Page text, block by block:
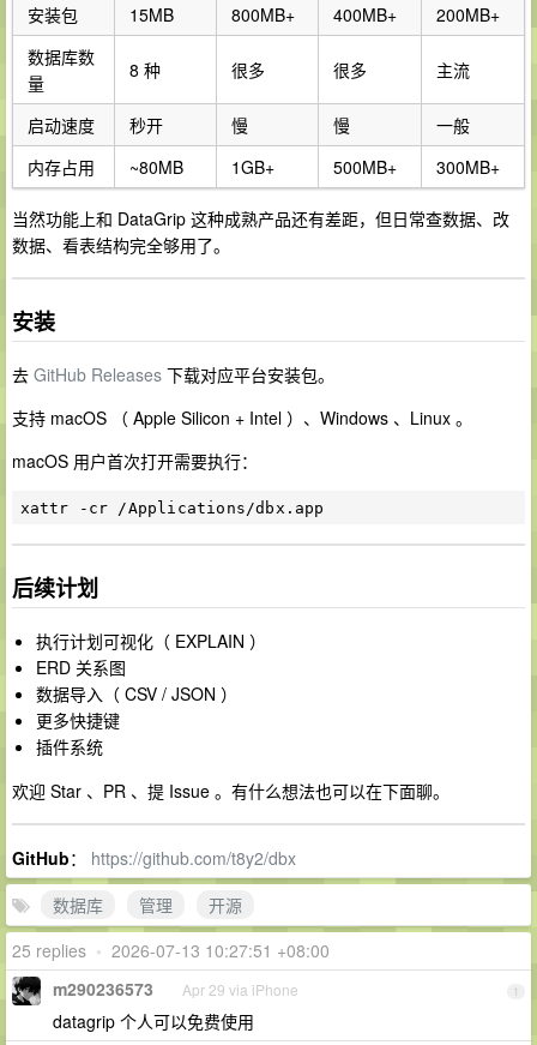
安装包
15MB 800MB+ 400MB+
200MB+
数据库数
量
8 种 很多 很多 主流
启动速度 秒开 慢 慢
一般
内存占用
~80MB 1GB+ 500MB+ 300MB+
当然功能上和 DataGrip 这种成熟产品还有差距，但日常查数据、改
数据、看表结构完全够用了。
安装
去 GitHub Releases 下载对应平台安装包。
支持 macOS （ Apple Silicon + Intel ）、Windows 、Linux 。
macOS 用户首次打开需要执行：
后续计划
执行计划可视化（ EXPLAIN ）
ERD 关系图
数据导入（ CSV / JSON ）
更多快捷键
插件系统
欢迎 Star 、PR 、提 Issue 。有什么想法也可以在下面聊。
GitHub： https://github.com/t8y2/dbx
数据库
管理
开源
25 replies • 2026-07-13 10:27:51 +08:00
1
m290236573 Apr 29 via iPhone
datagrip 个人可以免费使用